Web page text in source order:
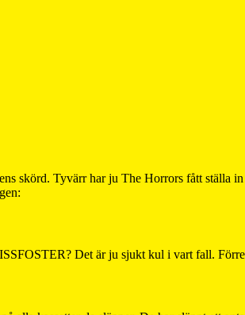
skörd. Tyvärr har ju The Horrors fått ställa
Det är ju sjukt kul i vart fall.